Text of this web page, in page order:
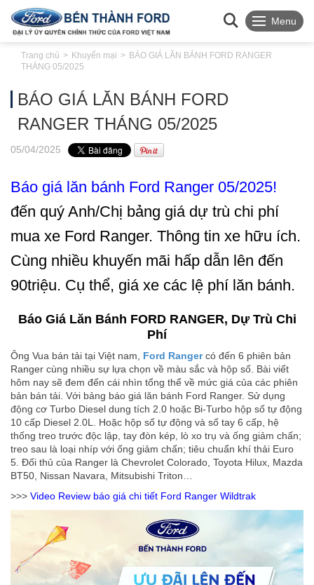
Menu
Trang chủ Khuyến mại
BÁO GIÁ LĂN BÁNH FORD RANGER
THÁNG 05/2025
BÁO GIÁ LĂN BÁNH FORD
RANGER THÁNG 05/2025
05/04/2025
Báo giá lăn bánh Ford Ranger 05/2025!
đến quý Anh/Chị bảng giá dự trù chi phí
mua xe Ford Ranger. Thông tin xe hữu ích.
Cùng nhiều khuyến mãi hấp dẫn lên đến
90triệu. Cụ thể, giá xe các lệ phí lăn bánh.
Báo Giá Lăn Bánh FORD RANGER, Dự Trù Chi
Phí
Ông Vua bán tải tại Việt nam, Ford Rangercó đến 6 phiên bản
Ranger cùng nhiều sự lựa chọn về màu sắc và hộp số. Bài viết
hôm nay sẽ đem đến cái nhìn tổng thể về mức giá của các phiên
bản bán tải. Với bảng báo giá lăn bánh Ford Ranger. Sử dụng
động cơ Turbo Diesel dung tích 2.0 hoặc Bi-Turbo hộp số tự động
10 cấp Diesel 2.0L. Hoặc hộp số tự động và số tay 6 cấp, hệ
thống treo trước độc lập, tay đòn kép, lò xo trụ và ống giảm chấn;
treo sau là loại nhíp với ống giảm chấn; tiêu chuẩn khí thải Euro
5. Đối thủ của Ranger là Chevrolet Colorado, Toyota Hilux, Mazda
BT50, Nissan Navara, Mitsubishi Triton…
>>> Video Review báo giá chi tiết Ford Ranger Wildtrak